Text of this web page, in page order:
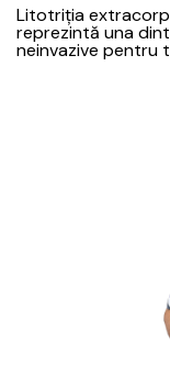
Litotriția
reprezintă una
neinvazive pentru